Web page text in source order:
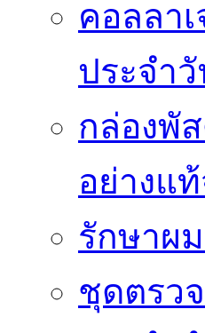
คอลลา
ประจำ
กล่องพั
อย่างแท้
รักษาผ
ชุดตรว